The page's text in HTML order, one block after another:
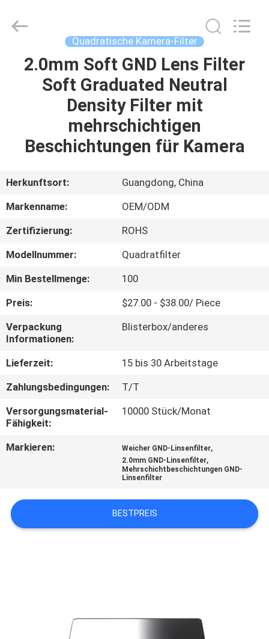
HAUS
PRODUKTE
ÜBER
FABRIK-
QUALITÄTSKONTROLLE
TRETEN
SIE
MIT
UNS
IN
VERBINDUNG
ZITAT
Ltd..
Quadratische Kamera-Filter
2.0mm Soft GND Lens Filter
Soft Graduated Neutral
Density Filter mit
mehrschichtigen
Beschichtungen für Kamera
Herkunftsort:
Guangdong, China
Markenname:
OEM/ODM
Zertifizierung:
ROHS
Modellnummer:
Quadratfilter
Min Bestellmenge:
100
Preis:
$27.00 - $38.00/ Piece
Verpackung
Informationen:
Blisterbox/anderes
Lieferzeit:
15 bis 30 Arbeitstage
Zahlungsbedingungen:
T/T
Versorgungsmaterial-
Fähigkeit:
10000 Stück/Monat
Markieren: Weicher GND-Linsenfilter,
2.0mm GND-Linsenfilter,
Mehrschichtbeschichtungen GND-
Linsenfilter
BESTPREIS